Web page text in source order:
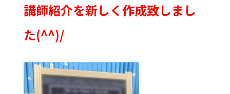
講師紹介を新しく作成致しまし
た(^^)/